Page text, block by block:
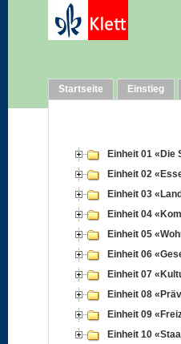
Startseite Einstieg
Einheit 01 «Die
Einheit 02
Einheit 03
Einheit 04
Einheit 05
Einheit 06
Einheit 07
Einheit 08
Einheit 09
Einheit 10